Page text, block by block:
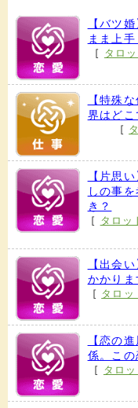
【バツ
まま上
[ タロッ
【特殊
界はどこ
[
【片思
しの事
き？
[ タロッ
【出会
かかりま
[ タロッ
【恋の
係。こ
[ タロッ